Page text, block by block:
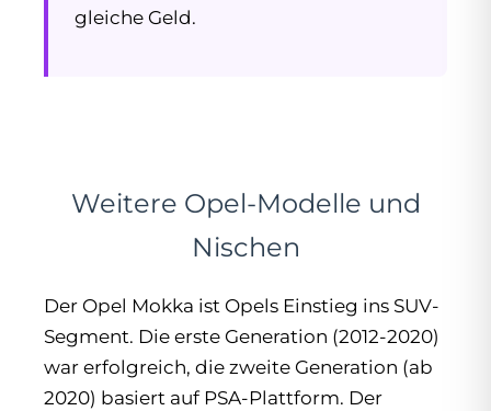
gleiche Geld.
Weitere Opel-Modelle und
Nischen
Der Opel Mokka ist Opels Einstieg ins SUV-
Segment. Die erste Generation (2012-2020)
war erfolgreich, die zweite Generation (ab
2020) basiert auf PSA-Plattform. Der